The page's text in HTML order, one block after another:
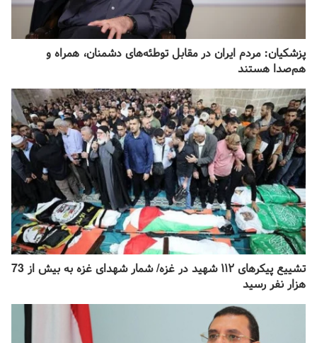
پزشکیان: مردم ایران در مقابل توطئه‌های دشمنان، همراه و
هم‌صدا هستند
تشییع پیکرهای ۱۱۲ شهید در غزه/ شمار شهدای غزه به بیش از 73
هزار نفر رسید